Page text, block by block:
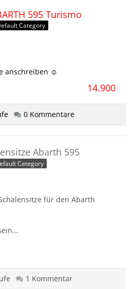
595 Turismo
Category
anschreiben ☺️
14.900
0 Kommentare
Abarth 595
Category
für den Abarth
1 Kommentar